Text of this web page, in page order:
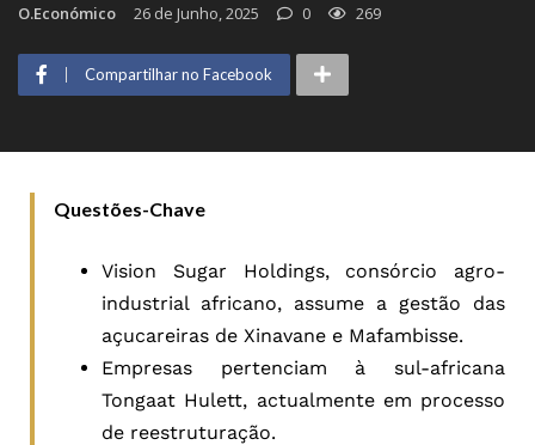
O.Económico 26 de Junho, 2025 0 269
Compartilhar no Facebook
Questões-Chave
Vision Sugar Holdings, consórcio agro-
industrial africano, assume a gestão das
açucareiras de Xinavane e Mafambisse.
Empresas pertenciam à sul-africana
Tongaat Hulett, actualmente em processo
de reestruturação.